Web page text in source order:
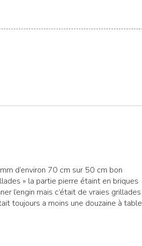
d’environ 70 cm sur 50 cm bon
» la partie pierre étaint en briques
l’engin mais c’était de vraies grillades
toujours a moins une douzaine à table